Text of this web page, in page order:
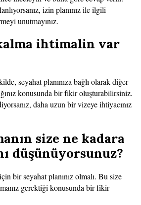
izin planınız ile ilgili
unutmayınız.
ihtimalin var
seyahat planınıza bağlı olarak diğer
konusunda bir fikir oluşturabilirsiniz.
daha uzun bir vizeye ihtiyacınız
size ne kadara
düşünüyorsunuz?
bir seyahat planınız olmalı. Bu size
gerektiği konusunda bir fikir